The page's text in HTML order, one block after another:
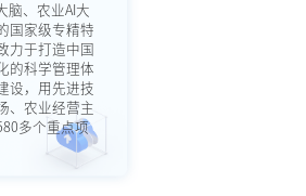
脑、农业AI大
国家级专精特
力于打造中国
的科学管理体
设，用先进技
、农业经营主
多个重点项